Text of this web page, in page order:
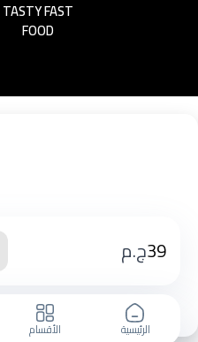
39ج.م
الرئيسية الأقسام
Easyorders